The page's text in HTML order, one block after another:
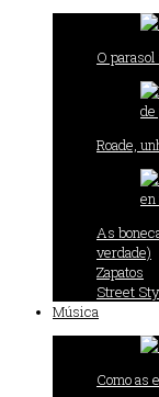
O
Roade,
As
verdade)
Zapatos
Street
Música
Como as